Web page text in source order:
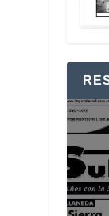
de
vídeo